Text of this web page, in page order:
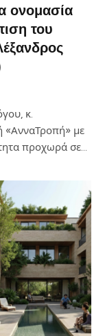
ονομασία
του
κ.
«ΑνναΤροπή» με
προχωρά σε…